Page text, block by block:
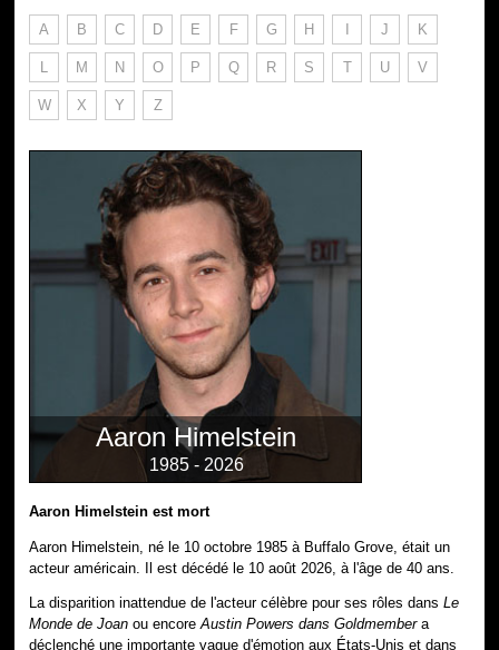
A B C D E F G H I J K
L M N O P Q R S T U V
W X Y Z
Aaron Himelstein
1985 - 2026
Aaron Himelstein est mort
Aaron Himelstein, né le 10 octobre 1985 à Buffalo Grove, était un
acteur américain. Il est décédé le 10 août 2026, à l'âge de 40 ans.
La disparition inattendue de l'acteur célèbre pour ses rôles dansLe
Monde de Joan ou encoreAustin Powers dans Goldmembera
déclenché une importante vague d'émotion aux États-Unis et dans